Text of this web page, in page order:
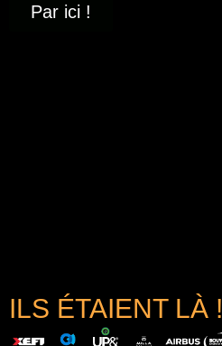
Par ici !
ILS ÉTAIENT LÀ !